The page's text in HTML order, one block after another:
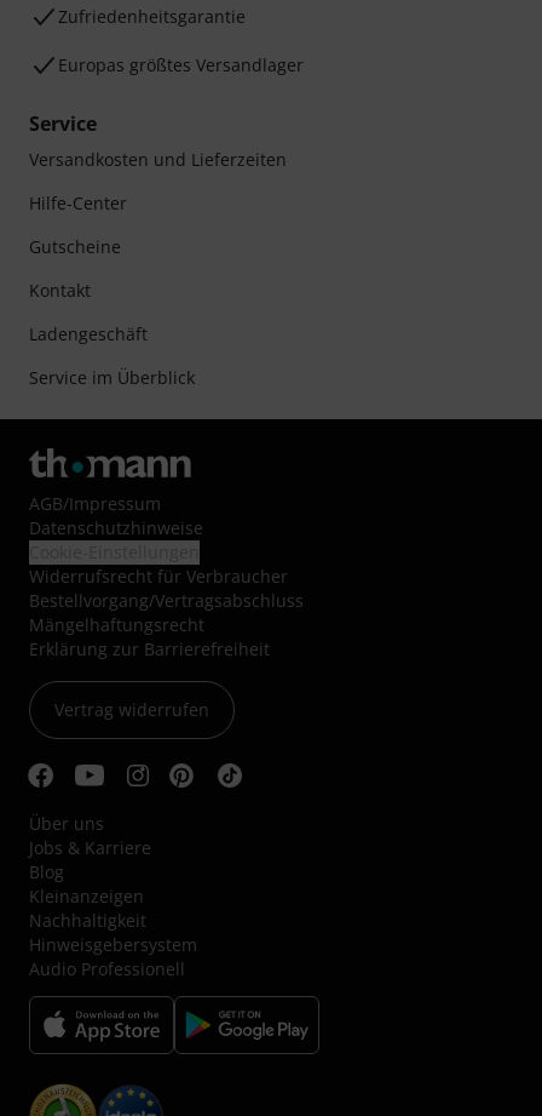
Zufriedenheitsgarantie
Europas größtes Versandlager
Service
Versandkosten und Lieferzeiten
Hilfe-Center
Gutscheine
Kontakt
Ladengeschäft
Service im Überblick
AGB/Impressum
Datenschutzhinweise
Widerrufsrecht für Verbraucher
Bestellvorgang/Vertragsabschluss
Mängelhaftungsrecht
Erklärung zur Barrierefreiheit
Vertrag widerrufen
Über uns
Jobs & Karriere
Blog
Kleinanzeigen
Nachhaltigkeit
Hinweisgebersystem
Audio Professionell